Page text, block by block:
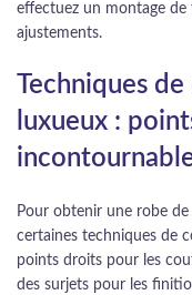
effectuez un montage
ajustements.
Techniques
luxueux :
Pour obtenir une robe
certaines techniques de
points droits pour les
des surjets pour les